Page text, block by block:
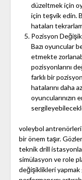
düzeltmek için
için teşvik edin.
hataları
Pozisyon
Bazı oyuncular
etmekte
pozisyonlarını
farklı bir
hatalarını daha
oyuncularınızın
voleybol
bir önem taşır.
teknik drill
simülasyon ve role
değişiklikleri yapmak